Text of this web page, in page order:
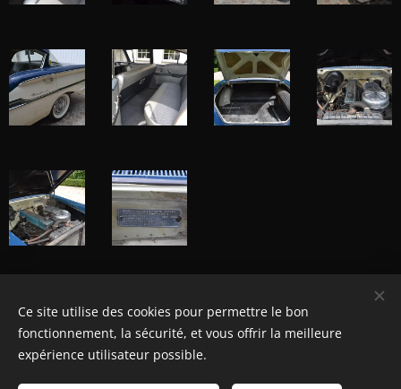
© Henri's classics
Cookies
Ce site utilise des cookies pour permettre le bon
fonctionnement, la sécurité, et vous offrir la meilleure
expérience utilisateur possible.